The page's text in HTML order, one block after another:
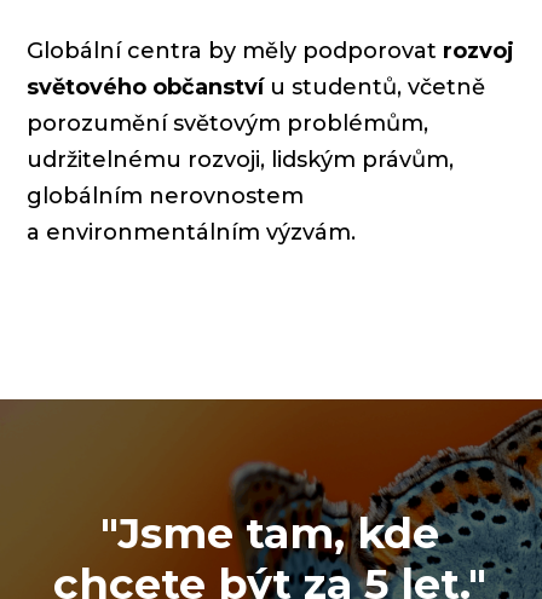
Globální centra by měly podporovat rozvoj
světového občanstvíu studentů, včetně
porozumění světovým problémům,
udržitelnému rozvoji, lidským právům,
globálním nerovnostem
a environmentálním výzvám.
"Jsme tam, kde
chcete být za 5 let."